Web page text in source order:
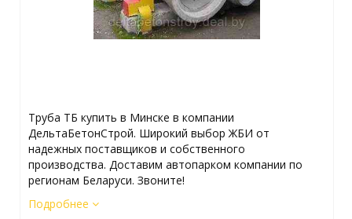
Труба ТБ купить в Минске в компании
ДельтаБетонСтрой. Широкий выбор ЖБИ от
надежных поставщиков и собственного
производства. Доставим автопарком компании по
регионам Беларуси. Звоните!
Подробнее